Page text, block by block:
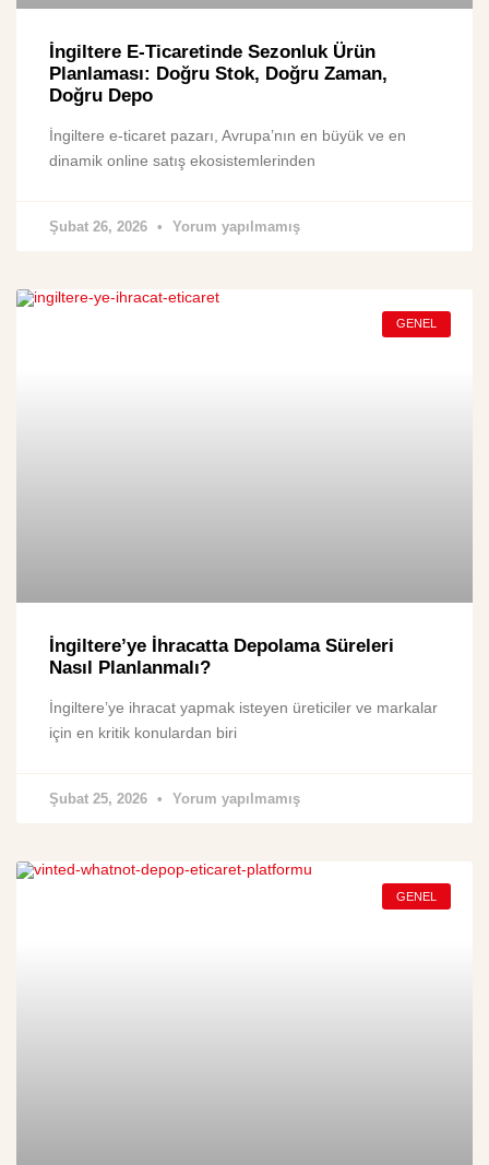
İngiltere E-Ticaretinde Sezonluk Ürün
Planlaması: Doğru Stok, Doğru Zaman,
Doğru Depo
İngiltere e-ticaret pazarı, Avrupa’nın en büyük ve en
dinamik online satış ekosistemlerinden
Şubat 26, 2026 Yorum yapılmamış
GENEL
İngiltere’ye İhracatta Depolama Süreleri
Nasıl Planlanmalı?
İngiltere’ye ihracat yapmak isteyen üreticiler ve markalar
için en kritik konulardan biri
Şubat 25, 2026 Yorum yapılmamış
GENEL